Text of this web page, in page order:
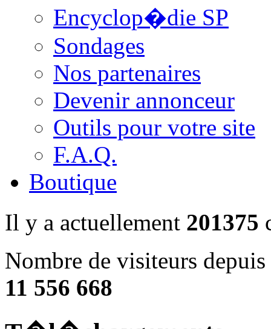
Encyclop�die SP
Sondages
Nos partenaires
Devenir annonceur
Outils pour votre site
F.A.Q.
Boutique
Il y a actuellement 201375
Nombre de visiteurs
11 556 668